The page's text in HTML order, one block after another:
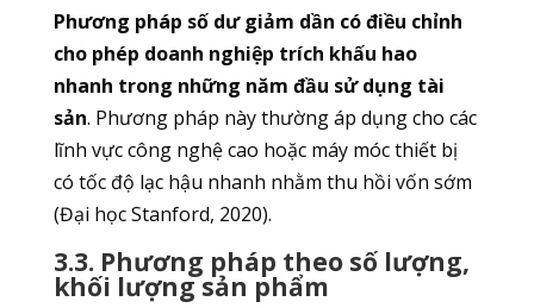
Phương pháp số dư giảm dần có điều chỉnh
cho phép doanh nghiệp trích khấu hao
nhanh trong những năm đầu sử dụng tài
sản. Phương pháp này thường áp dụng cho các
lĩnh vực công nghệ cao hoặc máy móc thiết bị
có tốc độ lạc hậu nhanh nhằm thu hồi vốn sớm
(Đại học Stanford, 2020).
3.3. Phương pháp theo số lượng,
khối lượng sản phẩm